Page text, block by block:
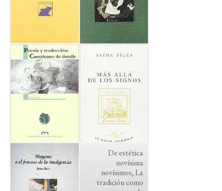
De estética
novísima
novísimos, La
tradición como